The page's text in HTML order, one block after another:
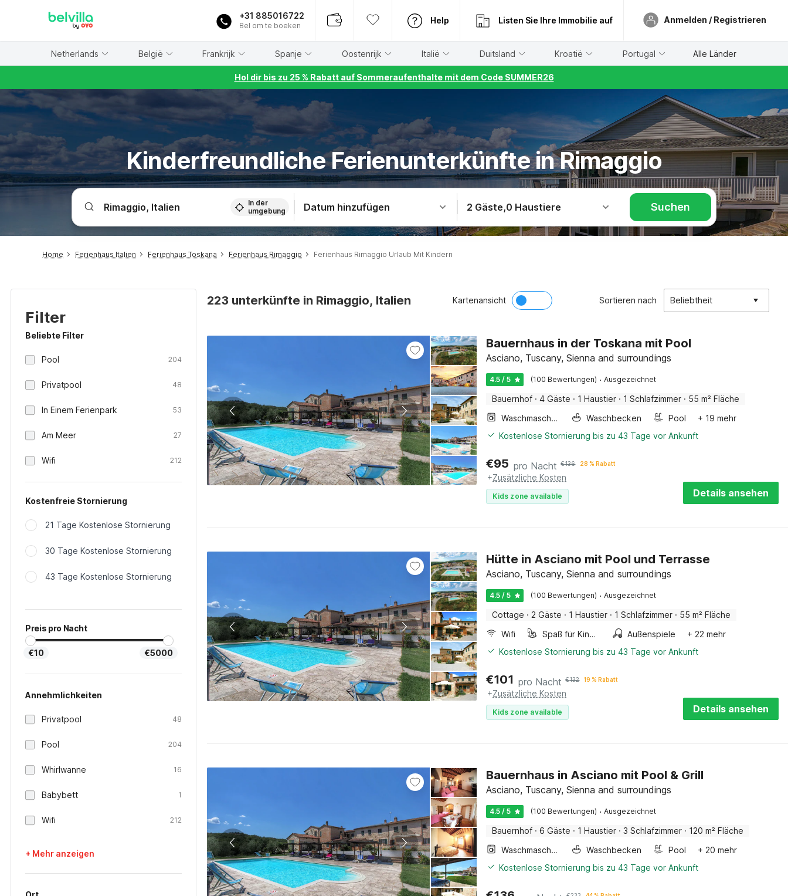
+31 885016722
Bel om te boeken
Help Listen Sie Ihre Immobilie auf Anmelden / Registrieren
Netherlands België Frankrijk Spanje Oostenrijk Italië Duitsland Kroatië Portugal Alle Länder
Hol dir bis zu 25 % Rabatt auf Sommeraufenthalte mit dem Code SUMMER26
Kinderfreundliche Ferienunterkünfte in Rimaggio
In der
umgebung
Datum hinzufügen 2 Gäste,0 Haustiere Suchen
Home Ferienhaus Italien Ferienhaus Toskana Ferienhaus Rimaggio Ferienhaus Rimaggio Urlaub Mit Kindern
Filter
Beliebte Filter
Pool 204
Privatpool 48
In Einem Ferienpark 53
Am Meer 27
Wifi 212
Kostenfreie Stornierung
21 Tage Kostenlose Stornierung
30 Tage Kostenlose Stornierung
43 Tage Kostenlose Stornierung
Preis pro Nacht
€10 €5000
Annehmlichkeiten
Privatpool 48
Pool 204
Whirlwanne 16
Babybett 1
Wifi 212
+ Mehr anzeigen
223 unterkünfte in Rimaggio, Italien Kartenansicht Sortieren nach Beliebtheit
Bauernhaus in der Toskana mit Pool
Asciano, Tuscany, Sienna and surroundings
4.5 / 5 (100 Bewertungen) · Ausgezeichnet
Bauernhof · 4 Gäste · 1 Haustier · 1 Schlafzimmer · 55 m² Fläche
Waschmaschine
Waschbecken Pool
+ 19 mehr
Kostenlose Stornierung bis zu 43 Tage vor Ankunft
€95 pro Nacht €136 28 % Rabatt
+Zusätzliche Kosten
Kids zone available Details ansehen
Hütte in Asciano mit Pool und Terrasse
Asciano, Tuscany, Sienna and surroundings
4.5 / 5 (100 Bewertungen) · Ausgezeichnet
Cottage · 2 Gäste · 1 Haustier · 1 Schlafzimmer · 55 m² Fläche
Wifi
Spaß für Kinder Außenspiele
+ 22 mehr
Kostenlose Stornierung bis zu 43 Tage vor Ankunft
€101 pro Nacht €132 19 % Rabatt
+Zusätzliche Kosten
Kids zone available Details ansehen
Bauernhaus in Asciano mit Pool & Grill
Asciano, Tuscany, Sienna and surroundings
4.5 / 5 (100 Bewertungen) · Ausgezeichnet
Bauernhof · 6 Gäste · 1 Haustier · 3 Schlafzimmer · 120 m² Fläche
Waschmaschine
Waschbecken Pool
+ 20 mehr
Kostenlose Stornierung bis zu 43 Tage vor Ankunft